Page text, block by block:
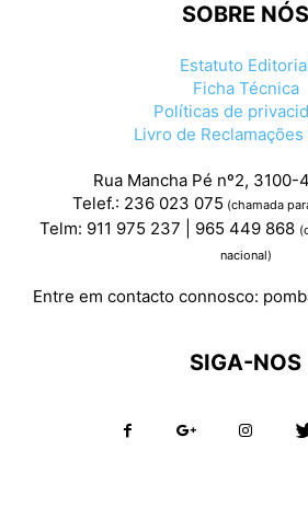
SOBRE NÓS
Estatuto
Ficha Técnica
Políticas de
Livro de Reclamações
Rua Mancha Pé nº2, 3100-
Telef.: 236 023 075 (chamada
Telm: 911 975 237 | 965 449 868
nacional)
Entre em contacto connosco:
SIGA-NOS